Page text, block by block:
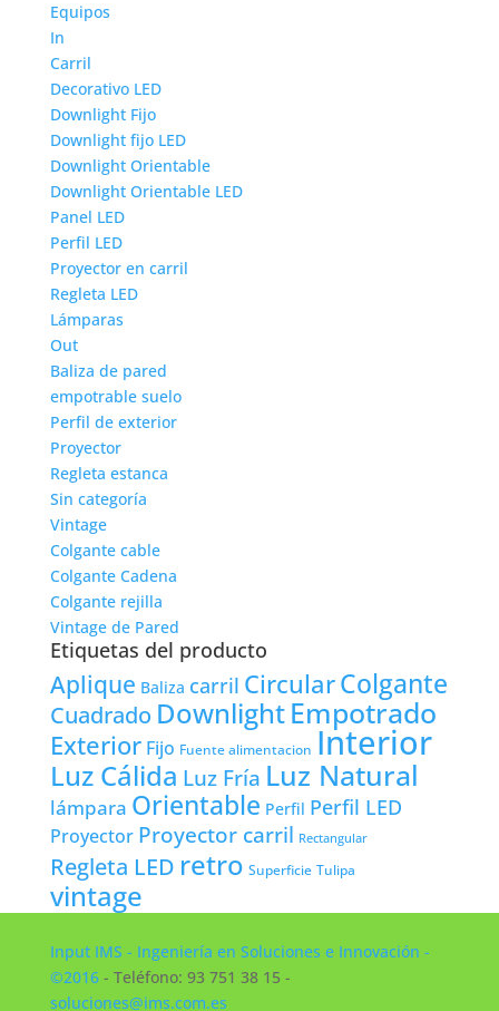
Equipos
In
Carril
Decorativo LED
Downlight Fijo
Downlight fijo LED
Downlight Orientable
Downlight Orientable LED
Panel LED
Perfil LED
Proyector en carril
Regleta LED
Lámparas
Out
Baliza de pared
empotrable suelo
Perfil de exterior
Proyector
Regleta estanca
Sin categoría
Vintage
Colgante cable
Colgante Cadena
Colgante rejilla
Vintage de Pared
Etiquetas del producto
Aplique Baliza carril CircularColgante
Cuadrado DownlightEmpotrado
Exterior Fijo Fuente alimentacion Interior
Luz Cálida Luz Fría Luz Natural
lámpara Orientable Perfil Perfil LED
Proyector Proyector carril Rectangular
Regleta LED retro Superficie Tulipa
vintage
Input IMS - Ingeniería en Soluciones e Innovación -
©2016- Teléfono: 93 751 38 15 -
soluciones@ims.com.es